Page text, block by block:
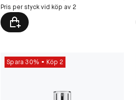
Pris per styck vid köp av 2
Spara 30% Köp 2